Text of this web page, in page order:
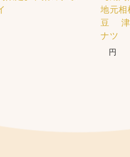
地元
豆 津
ナツ
円